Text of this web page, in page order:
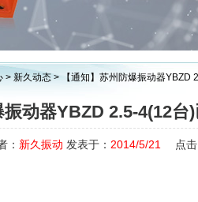
1 2
> 新久动态 > 【通知】苏州防爆振动器YBZD
振动器YBZD 2.5-4(12
： 新久振动 发表于： 2014/5/21 点击